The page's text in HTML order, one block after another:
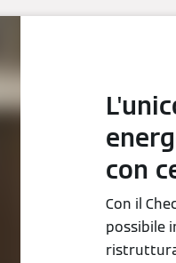
con
Con il
possibile